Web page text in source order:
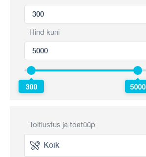
Hind kuni
300 5000
Toitlustus ja toatüüp